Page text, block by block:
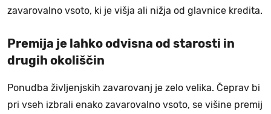
zavarovalno vsoto, ki je višja ali nižja od glavnice kredita.
Premija je lahko odvisna od starosti in
drugih okoliščin
Ponudba življenjskih zavarovanj je zelo velika. Čeprav bi
pri vseh izbrali enako zavarovalno vsoto, se višine premij